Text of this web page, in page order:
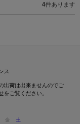
4件あります
ス
出荷は出来ませんのでご
をご覧ください。
金
土